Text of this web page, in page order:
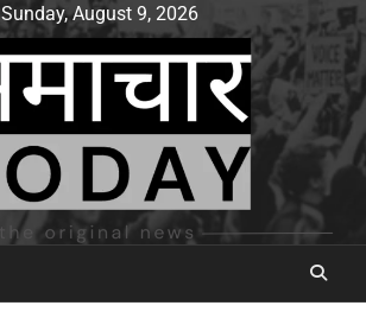
Sunday, August 9, 2026